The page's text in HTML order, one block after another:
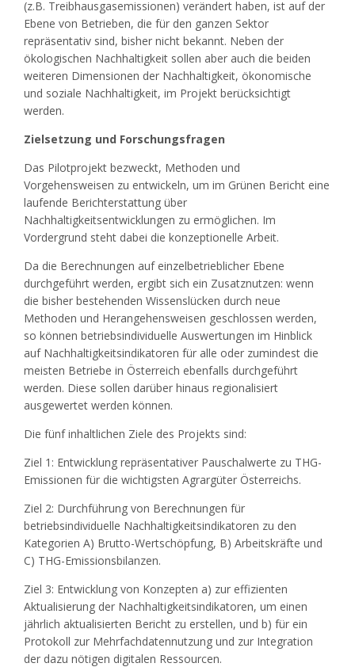
(z.B. Treibhausgasemissionen) verändert haben, ist auf der
Ebene von Betrieben, die für den ganzen Sektor
repräsentativ sind, bisher nicht bekannt. Neben der
ökologischen Nachhaltigkeit sollen aber auch die beiden
weiteren Dimensionen der Nachhaltigkeit, ökonomische
und soziale Nachhaltigkeit, im Projekt berücksichtigt
werden.
Zielsetzung und Forschungsfragen
Das Pilotprojekt bezweckt, Methoden und
Vorgehensweisen zu entwickeln, um im Grünen Bericht eine
laufende Berichterstattung über
Nachhaltigkeitsentwicklungen zu ermöglichen. Im
Vordergrund steht dabei die konzeptionelle Arbeit.
Da die Berechnungen auf einzelbetrieblicher Ebene
durchgeführt werden, ergibt sich ein Zusatznutzen: wenn
die bisher bestehenden Wissenslücken durch neue
Methoden und Herangehensweisen geschlossen werden,
so können betriebsindividuelle Auswertungen im Hinblick
auf Nachhaltigkeitsindikatoren für alle oder zumindest die
meisten Betriebe in Österreich ebenfalls durchgeführt
werden. Diese sollen darüber hinaus regionalisiert
ausgewertet werden können.
Die fünf inhaltlichen Ziele des Projekts sind:
Ziel 1: Entwicklung repräsentativer Pauschalwerte zu THG-
Emissionen für die wichtigsten Agrargüter Österreichs.
Ziel 2: Durchführung von Berechnungen für
betriebsindividuelle Nachhaltigkeitsindikatoren zu den
Kategorien A) Brutto-Wertschöpfung, B) Arbeitskräfte und
C) THG-Emissionsbilanzen.
Ziel 3: Entwicklung von Konzepten a) zur effizienten
Aktualisierung der Nachhaltigkeitsindikatoren, um einen
jährlich aktualisierten Bericht zu erstellen, und b) für ein
Protokoll zur Mehrfachdatennutzung und zur Integration
der dazu nötigen digitalen Ressourcen.